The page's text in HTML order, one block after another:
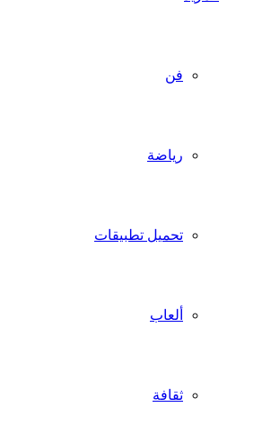
فن
رياضة
تحميل تطبيقات
ألعاب
ثقافة